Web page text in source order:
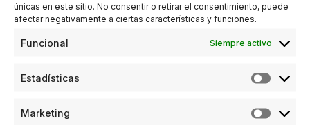
únicas en este sitio. No consentir o retirar el consentimiento, puede
afectar negativamente a ciertas características y funciones.
Funcional Siempre activo
Estadísticas
Marketing